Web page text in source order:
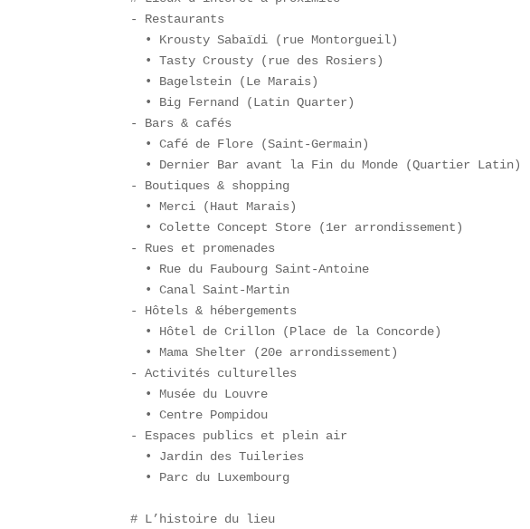
- Restaurants
  • Krousty Sabaïdi (rue Montorgueil)
  • Tasty Crousty (rue des Rosiers)
  • Bagelstein (Le Marais)
  • Big Fernand (Latin Quarter)
- Bars & cafés
  • Café de Flore (Saint-Germain)
  • Dernier Bar avant la Fin du Monde (Quartier Latin)
- Boutiques & shopping
  • Merci (Haut Marais)
  • Colette Concept Store (1er arrondissement)
- Rues et promenades
  • Rue du Faubourg Saint-Antoine
  • Canal Saint-Martin
- Hôtels & hébergements
  • Hôtel de Crillon (Place de la Concorde)
  • Mama Shelter (20e arrondissement)
- Activités culturelles
  • Musée du Louvre
  • Centre Pompidou
- Espaces publics et plein air
  • Jardin des Tuileries
  • Parc du Luxembourg
# L’histoire du lieu